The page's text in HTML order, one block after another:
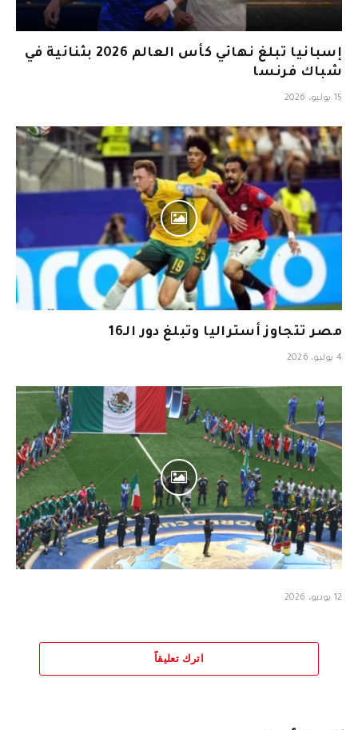
إسبانيا تبلغ نهائي كأس العالم 2026 بثنائية في
شباك فرنسا
15 يوليو، 2026
مصر تتجاوز أستراليا وتبلغ دور الـ16
4 يوليو، 2026
12 يونيو، 2026
اترك تعليقاً